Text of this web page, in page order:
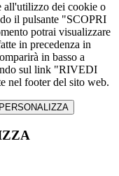
all'utilizzo dei cookie o
il pulsante "SCOPRI
potrai visualizzare
in precedenza in
in basso a
sul link "RIVEDI
nel footer del sito web.